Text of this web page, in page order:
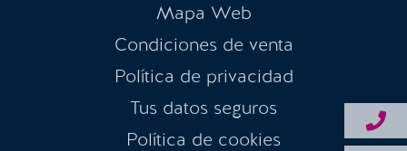
Mapa Web
Condiciones de venta
Política de privacidad
Tus datos seguros
Política de cookies